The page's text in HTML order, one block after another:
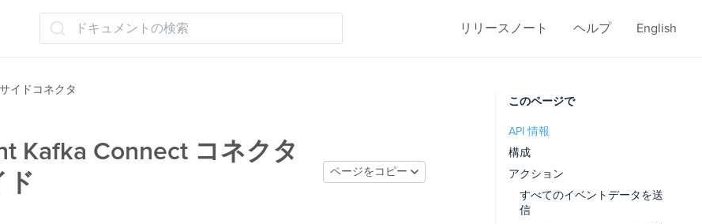
ドキュメントの検索 リリースノート ヘルプ English
イドコネクタ
Kafka Connect コネクタ
ド
ページをコピー
このページで
API 情報
構成
アクション
すべてのイベントデータを送
信